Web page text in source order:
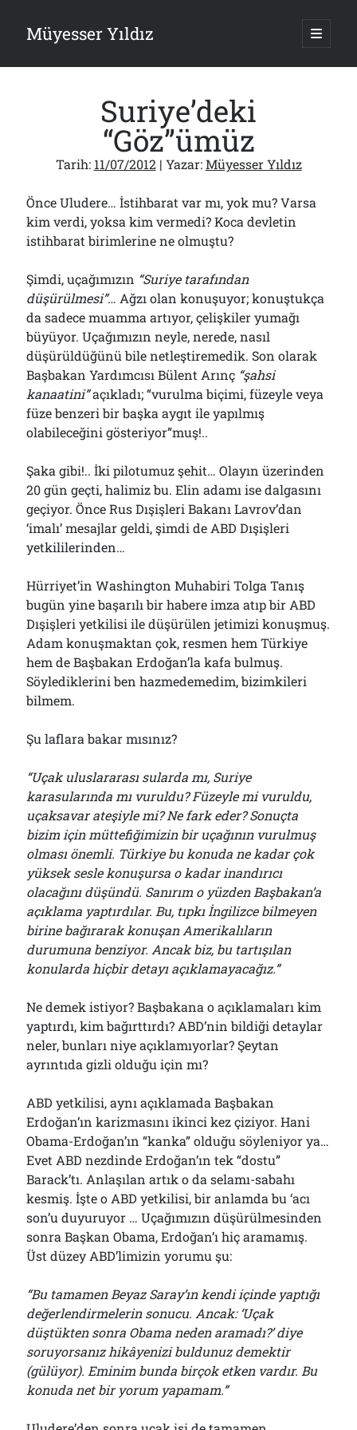
Müyesser Yıldız ana
Yan
Menü
PKK Yasası 15 Ağustos’a mı Yetiştirilecek?!
10/08/2026
Asırlık Devlete Bir Haftada Yeni Gömlek Biçilecek Öyle mi?!..
Gazi’den Milletvekillerine Kurşun Gibi Sözler!..
07/08/2026
Türkiye 2.0’a Gidiş!..
05/08/2026
15 Temmuz Soruları… Nasuh Mahruki’nin “Suçu”!..
03/08/2026
Arşivler
Arşivler
Suriye’deki
“Göz”ümüz
Tarih: 11/07/2012| Yazar:Müyesser Yıldız
Önce Uludere… İstihbarat var mı, yok mu? Varsa
kim verdi, yoksa kim vermedi? Koca devletin
istihbarat birimlerine ne olmuştu?
Şimdi, uçağımızın “Suriye tarafından
düşürülmesi”… Ağzı olan konuşuyor; konuştukça
da sadece muamma artıyor, çelişkiler yumağı
büyüyor. Uçağımızın neyle, nerede, nasıl
düşürüldüğünü bile netleştiremedik. Son olarak
Başbakan Yardımcısı Bülent Arınç “şahsi
kanaatini”açıkladı; “vurulma biçimi, füzeyle veya
füze benzeri bir başka aygıt ile yapılmış
olabileceğini gösteriyor”muş!..
Şaka gibi!.. İki pilotumuz şehit… Olayın üzerinden
20 gün geçti, halimiz bu. Elin adamı ise dalgasını
geçiyor. Önce Rus Dışişleri Bakanı Lavrov’dan
‘imalı’ mesajlar geldi, şimdi de ABD Dışişleri
yetkililerinden…
Hürriyet’in Washington Muhabiri Tolga Tanış
bugün yine başarılı bir habere imza atıp bir ABD
Dışişleri yetkilisi ile düşürülen jetimizi konuşmuş.
Adam konuşmaktan çok, resmen hem Türkiye
hem de Başbakan Erdoğan’la kafa bulmuş.
Söylediklerini ben hazmedemedim, bizimkileri
bilmem.
Şu laflara bakar mısınız?
“Uçak uluslararası sularda mı, Suriye
karasularında mı vuruldu? Füzeyle mi vuruldu,
uçaksavar ateşiyle mi? Ne fark eder? Sonuçta
bizim için müttefiğimizin bir uçağının vurulmuş
olması önemli. Türkiye bu konuda ne kadar çok
yüksek sesle konuşursa o kadar inandırıcı
olacağını düşündü. Sanırım o yüzden Başbakan’a
açıklama yaptırdılar. Bu, tıpkı İngilizce bilmeyen
birine bağırarak konuşan Amerikalıların
durumuna benziyor. Ancak biz, bu tartışılan
konularda hiçbir detayı açıklamayacağız.”
Ne demek istiyor? Başbakana o açıklamaları kim
yaptırdı, kim bağırttırdı? ABD’nin bildiği detaylar
neler, bunları niye açıklamıyorlar? Şeytan
ayrıntıda gizli olduğu için mı?
ABD yetkilisi, aynı açıklamada Başbakan
Erdoğan’ın karizmasını ikinci kez çiziyor. Hani
Obama-Erdoğan’ın “kanka” olduğu söyleniyor ya…
Evet ABD nezdinde Erdoğan’ın tek “dostu”
Barack’tı. Anlaşılan artık o da selamı-sabahı
kesmiş. İşte o ABD yetkilisi, bir anlamda bu ‘acı
son’u duyuruyor … Uçağımızın düşürülmesinden
sonra Başkan Obama, Erdoğan’ı hiç aramamış.
Üst düzey ABD’limizin yorumu şu:
“Bu tamamen Beyaz Saray’ın kendi içinde yaptığı
değerlendirmelerin sonucu. Ancak: ‘Uçak
düştükten sonra Obama neden aramadı?’ diye
soruyorsanız hikâyenizi buldunuz demektir
(gülüyor). Eminim bunda birçok etken vardır. Bu
konuda net bir yorum yapamam.”